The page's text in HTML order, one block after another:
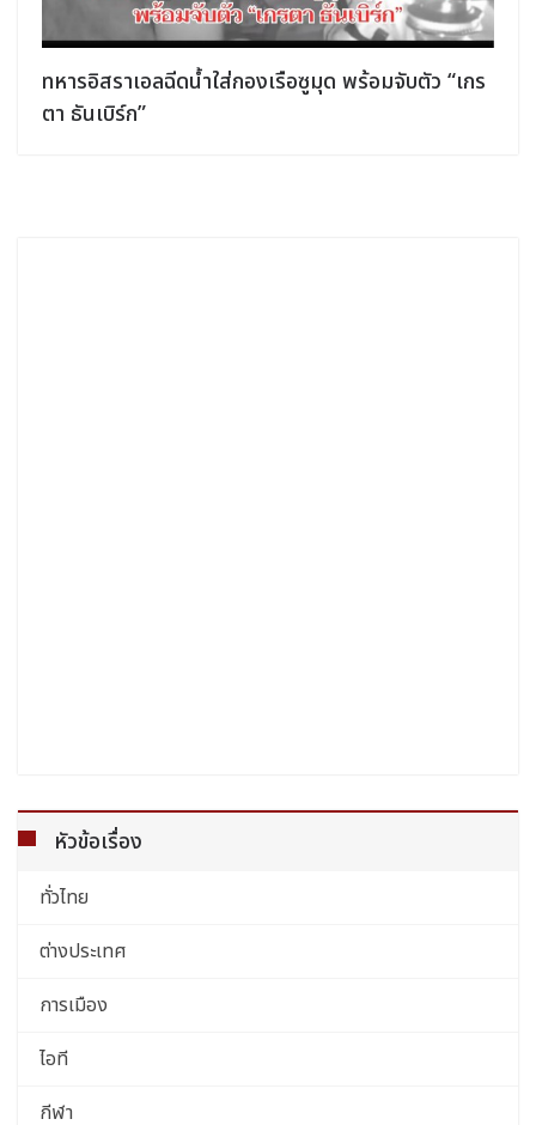
ทหารอิสราเอลฉีดน้ำใส่กองเรือซูมุด พร้อมจับตัว “เกร
ตา ธันเบิร์ก”
หัวข้อเรื่อง
ทั่วไทย
ต่างประเทศ
การเมือง
ไอที
กีฬา